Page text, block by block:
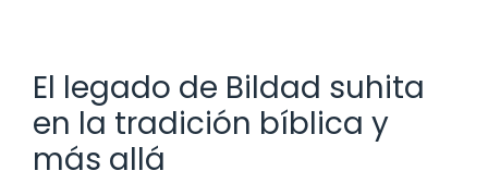
El legado de Bildad suhita
en la tradición bíblica y
más allá